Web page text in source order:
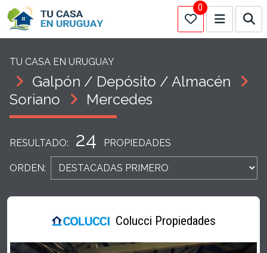
0
TU CASA EN URUGUAY
Galpón / Depósito / Almacén
Soriano
Mercedes
RESULTADO: 24 PROPIEDADES
ORDEN:
Colucci Propiedades